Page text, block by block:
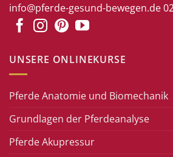
info@pferde-gesund-bewegen.de
UNSERE ONLINEKURSE
Pferde Anatomie und Biomechanik
Grundlagen der Pferdeanalyse
Pferde Akupressur